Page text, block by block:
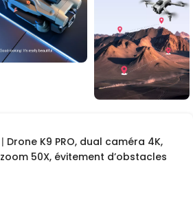
| Drone K9 PRO, dual caméra 4K,
50X, évitement d’obstacles